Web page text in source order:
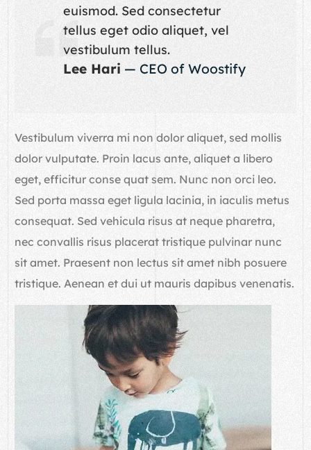
euismod. Sed consectetur
tellus eget odio aliquet, vel
vestibulum tellus.
Lee Hari — CEO of Woostify
Vestibulum viverra mi non dolor aliquet, sed mollis
dolor vulputate. Proin lacus ante, aliquet a libero
eget, efficitur conse quat sem. Nunc non orci leo.
Sed porta massa eget ligula lacinia, in iaculis metus
consequat. Sed vehicula risus at neque pharetra,
nec convallis risus placerat tristique pulvinar nunc
sit amet. Praesent non lectus sit amet nibh posuere
tristique. Aenean et dui ut mauris dapibus venenatis.